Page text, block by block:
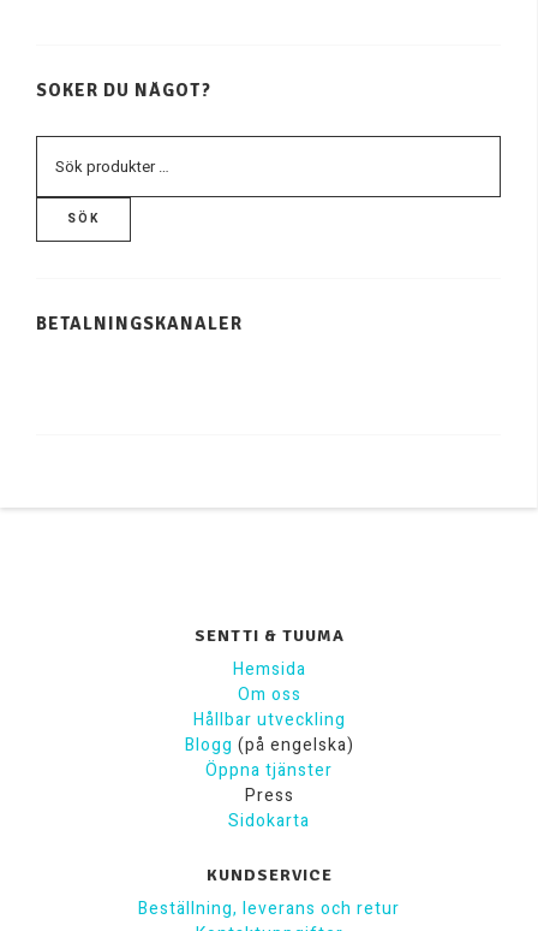
SÖKER DU NÅGOT?
SÖK
BETALNINGSKANALER
SENTTI & TUUMA
Hemsida
Om oss
Hållbar utveckling
Blogg (på engelska)
Öppna tjänster
Press
Sidokarta
KUNDSERVICE
Beställning, leverans och retur